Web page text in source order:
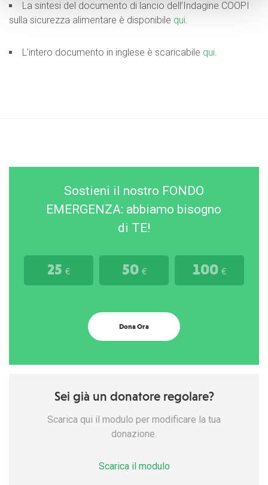
La sintesi del documento di lancio dell’Indagine COOPI
sulla sicurezza alimentare è disponibile qui.
L’intero documento in inglese è scaricabile qui.
Sostieni il nostro FONDO
EMERGENZA: abbiamo bisogno
di TE!
25 € 50 € 100 €
Dona Ora
Sei già un donatore regolare?
Scarica qui il modulo per modificare la tua
donazione.
Scarica il modulo